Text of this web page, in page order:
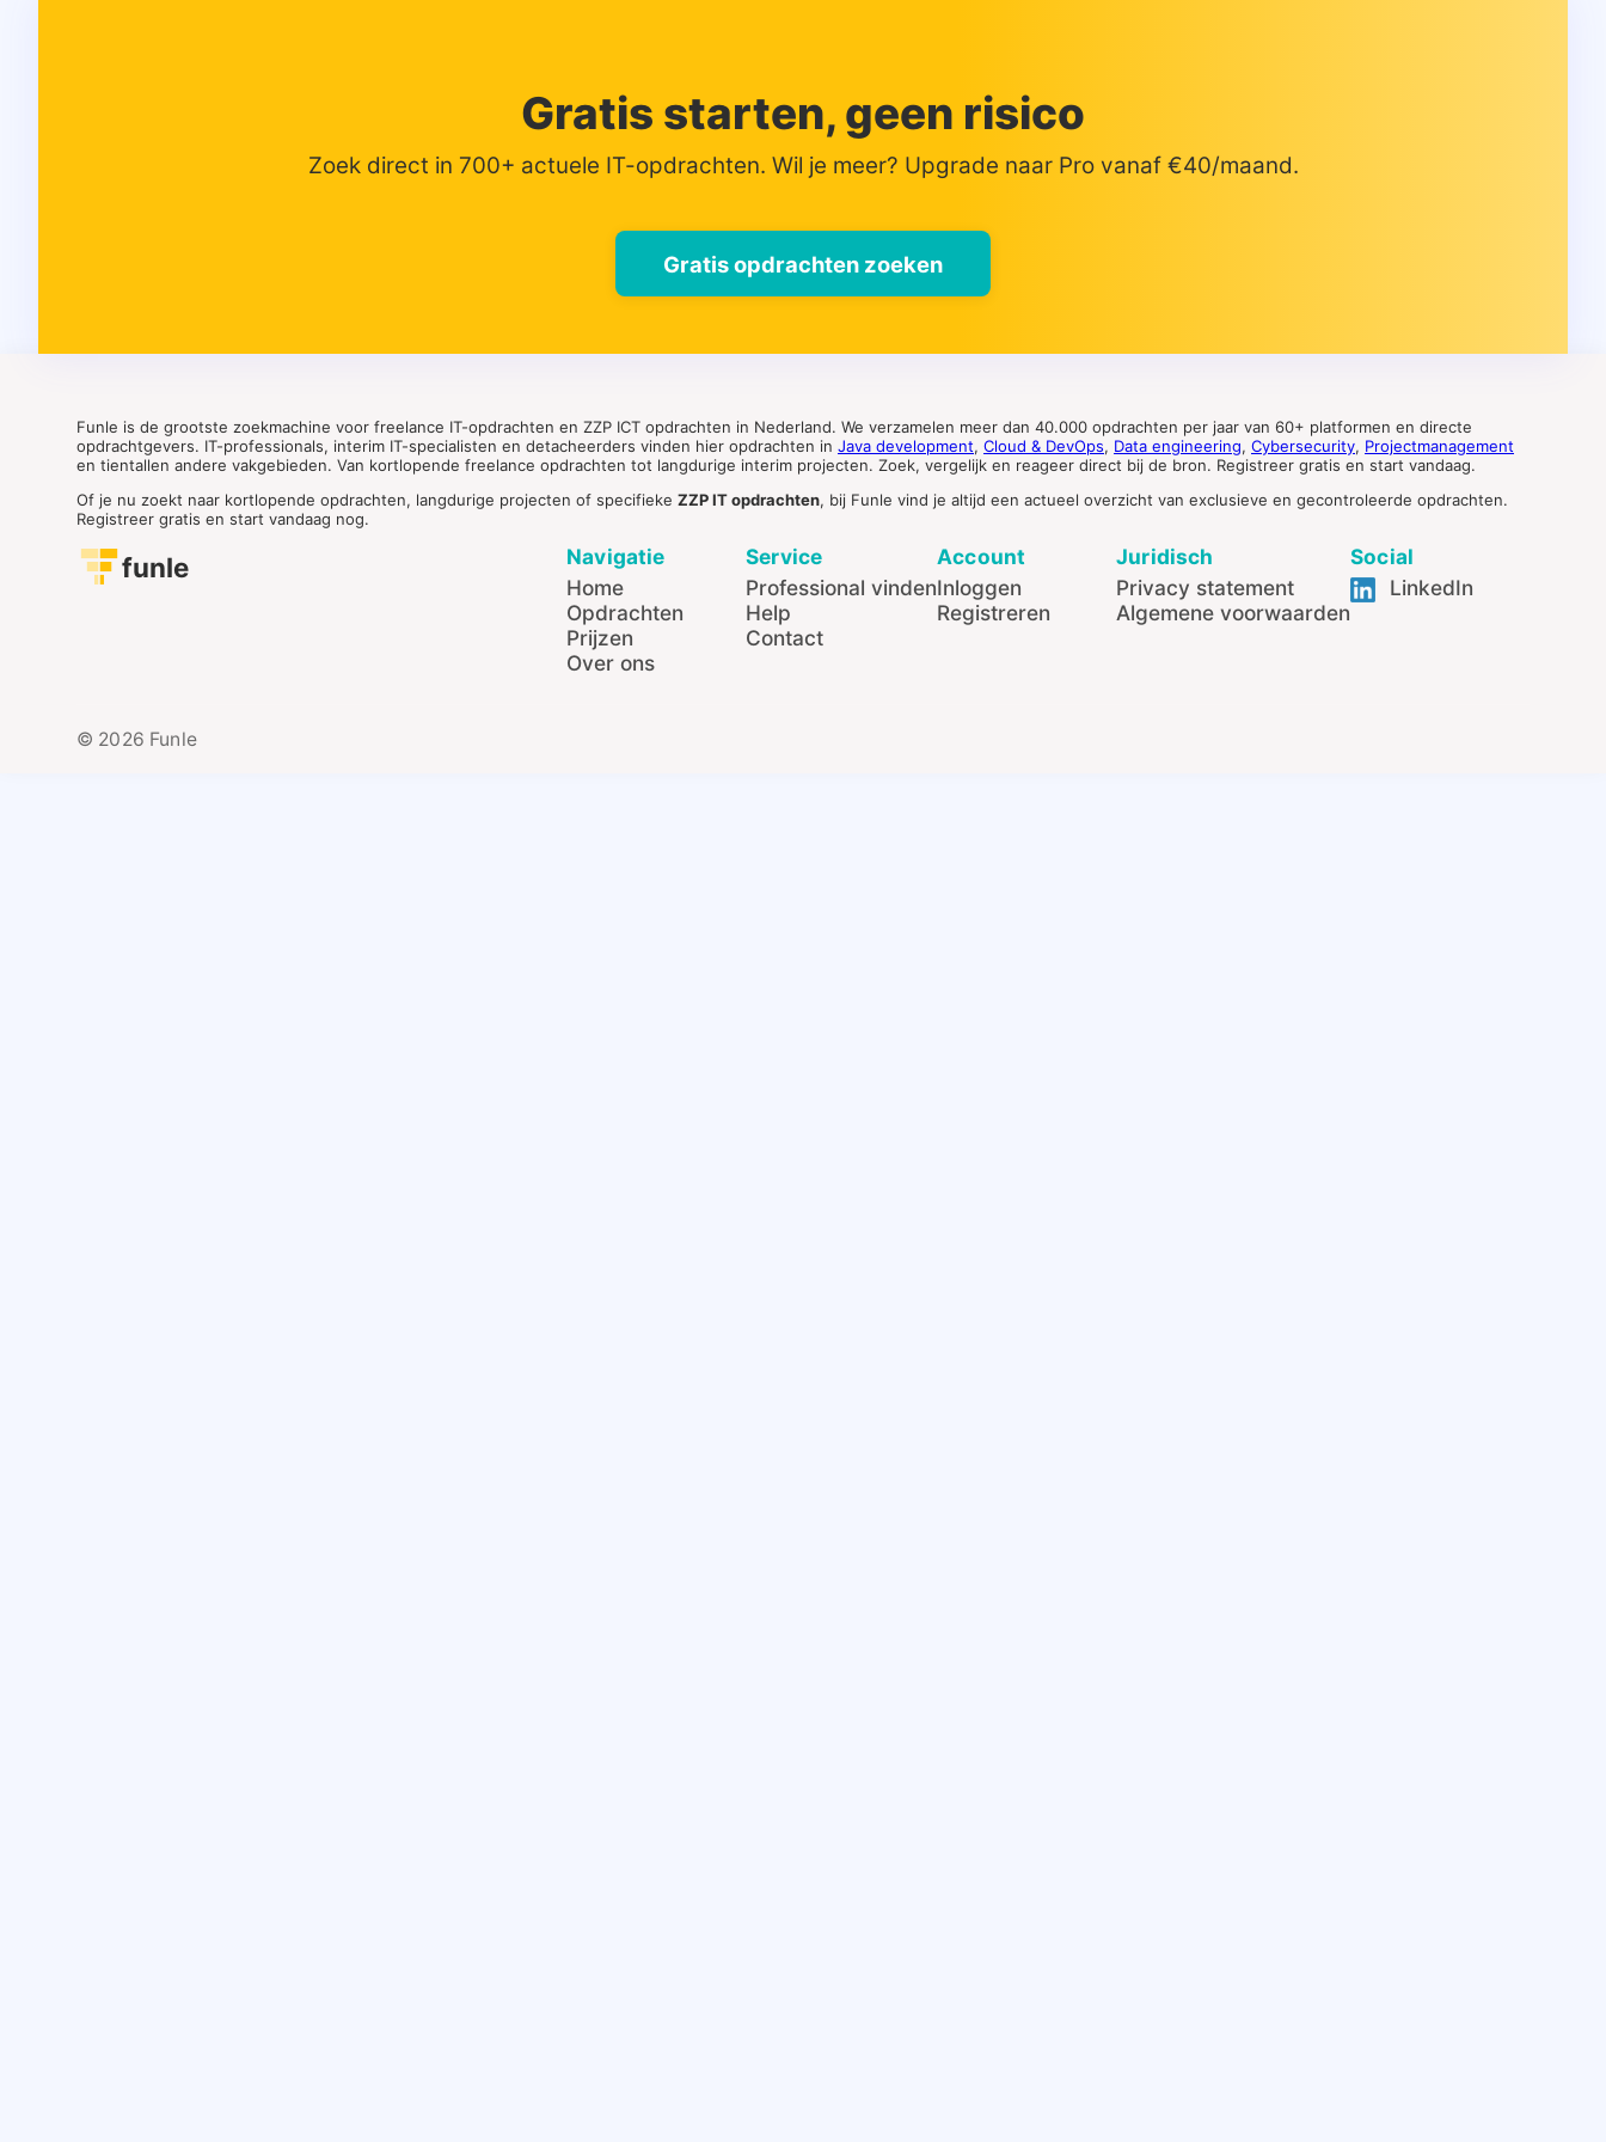
Gratis starten, geen risico
Zoek direct in 700+ actuele IT-opdrachten. Wil je meer? Upgrade naar Pro vanaf €40/maand.
Gratis opdrachten zoeken
Funle is de grootste zoekmachine voor freelance IT-opdrachten en ZZP ICT opdrachten in Nederland. We verzamelen meer dan 40.000 opdrachten per jaar van 60+ platformen en directe
opdrachtgevers. IT-professionals, interim IT-specialisten en detacheerders vinden hier opdrachten in Java development, Cloud & DevOps, Data engineering, Cybersecurity, Projectmanagement
en tientallen andere vakgebieden. Van kortlopende freelance opdrachten tot langdurige interim projecten. Zoek, vergelijk en reageer direct bij de bron. Registreer gratis en start vandaag.
Of je nu zoekt naar kortlopende opdrachten, langdurige projecten of specifieke ZZP IT opdrachten, bij Funle vind je altijd een actueel overzicht van exclusieve en gecontroleerde opdrachten.
Registreer gratis en start vandaag nog.
funle
Navigatie
Home
Opdrachten
Prijzen
Over ons
Service
Professional vinden
Help
Contact
Account
Inloggen
Registreren
Juridisch
Privacy statement
Algemene voorwaarden
Social
LinkedIn
© 2026 Funle